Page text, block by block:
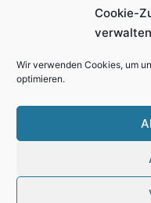
Cookie-
verwalten
Wir verwenden Cookies, um
optimieren.
Ruben
Copyright © 2026